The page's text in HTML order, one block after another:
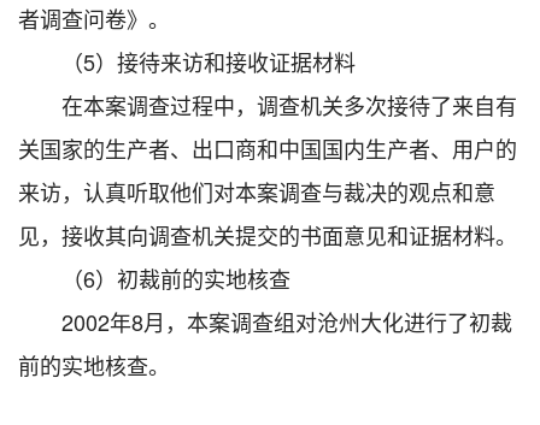
者调查问卷》。
（5）接待来访和接收证据材料
在本案调查过程中，调查机关多次接待了来自有
关国家的生产者、出口商和中国国内生产者、用户的
来访，认真听取他们对本案调查与裁决的观点和意
见，接收其向调查机关提交的书面意见和证据材料。
（6）初裁前的实地核查
2002年8月，本案调查组对沧州大化进行了初裁
前的实地核查。